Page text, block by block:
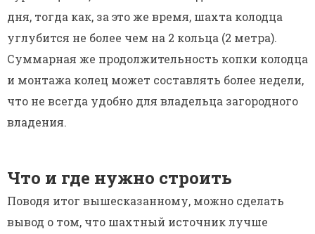
дня, тогда как, за это же время, шахта колодца
углубится не более чем на 2 кольца (2 метра).
Суммарная же продолжительность копки колодца
и монтажа колец может составлять более недели,
что не всегда удобно для владельца загородного
владения.
Что и где нужно строить
Поводя итог вышесказанному, можно сделать
вывод о том, что шахтный источник лучше